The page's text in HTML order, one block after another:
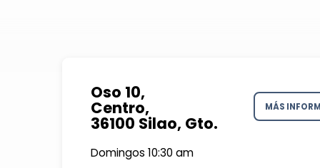
Oso 10,
Centro,
36100 Silao, Gto.
MÁS
Domingos 10:30 am